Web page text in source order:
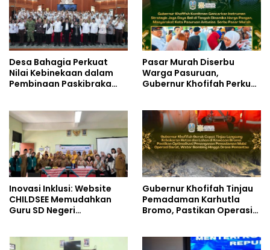
Desa Bahagia Perkuat
Nilai Kebinekaan dalam
Pembinaan Paskibraka
Pasar Murah Diserbu
Warga Pasuruan,
Gubernur Khofifah Perkuat
Inovasi Inklusi: Website
CHILDSEE Memudahkan
Guru SD Negeri
Berkebutuhan Khusus
Gubernur Khofifah Tinjau
Pemadaman Karhutla
Bromo, Pastikan Operasi